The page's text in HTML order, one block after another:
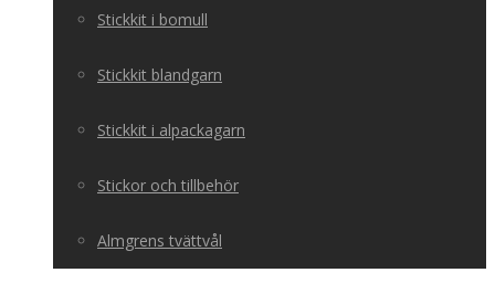
Stickkit i bomull
Stickkit blandgarn
Stickkit i alpackagarn
Stickor och tillbehör
Almgrens tvättvål